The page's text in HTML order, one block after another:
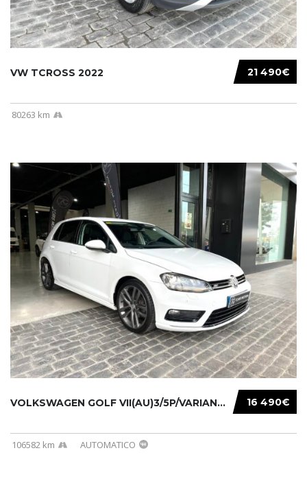
21 490€
VW TCROSS 2022
80263 km
16 490€
VOLKSWAGEN GOLF VII(AU)3/5P/VARIANT(12-16 20...
106582 km AUTOMATICO